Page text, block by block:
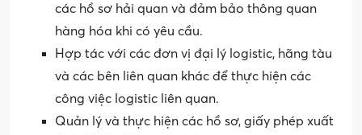
các hồ sơ hải quan và đảm bảo thông quan
hàng hóa khi có yêu cầu.
Hợp tác với các đơn vị đại lý logistic, hãng tàu
và các bên liên quan khác để thực hiện các
công việc logistic liên quan.
Quản lý và thực hiện các hồ sơ, giấy phép xuất